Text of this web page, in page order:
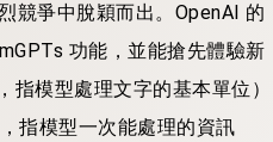
競爭中脫穎而出。OpenAI 的
功能，並能搶先體驗新
模型處理文字的基本單位）
指模型一次能處理的資訊